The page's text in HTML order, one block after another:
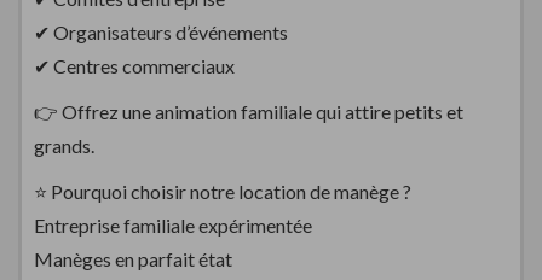
✔ Organisateurs d’événements
✔ Centres commerciaux
👉 Offrez une animation familiale qui attire petits et
grands.
⭐ Pourquoi choisir notre location de manège ?
Entreprise familiale expérimentée
Manèges en parfait état